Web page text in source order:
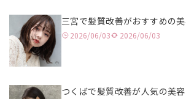
二子玉川
表参道
吉祥寺
三宮で髪質改善がおすすめの
2026/06/03 2026/06/03
つくばで髪質改善が人気の美